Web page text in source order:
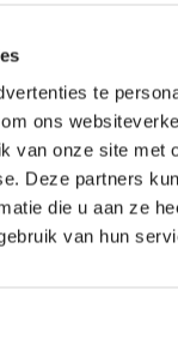
te
ons
van onze site met
Deze partners
die u aan ze
van hun
als auch